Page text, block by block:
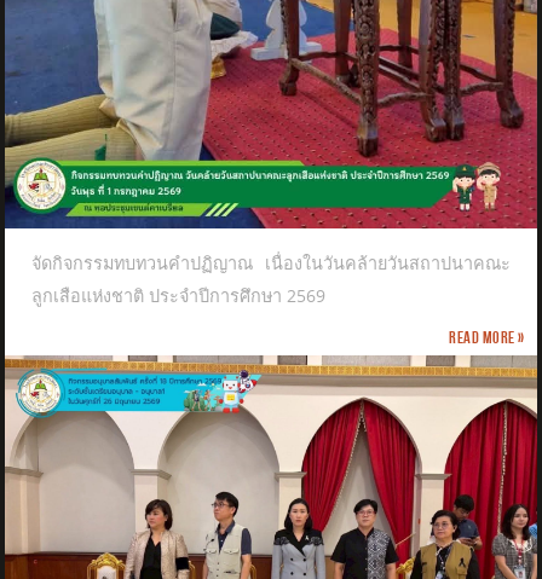
จัดกิจกรรมทบทวนคำปฏิญาณ เนื่องในวันคล้ายวันสถาปนาคณะ
ลูกเสือแห่งชาติ​ ประจำปีการศึกษา 2569
Read more »